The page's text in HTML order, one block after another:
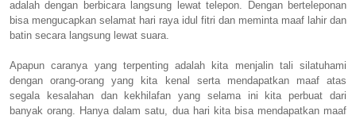
adalah dengan berbicara langsung lewat telepon. Dengan berteleponan
bisa mengucapkan selamat hari raya idul fitri dan meminta maaf lahir dan
batin secara langsung lewat suara.
Apapun caranya yang terpenting adalah kita menjalin tali silatuhami
dengan orang-orang yang kita kenal serta mendapatkan maaf atas
segala kesalahan dan kekhilafan yang selama ini kita perbuat dari
banyak orang. Hanya dalam satu, dua hari kita bisa mendapatkan maaf